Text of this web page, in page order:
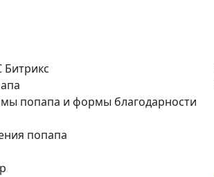
Битрикс
попапа и формы благодарности
попапа